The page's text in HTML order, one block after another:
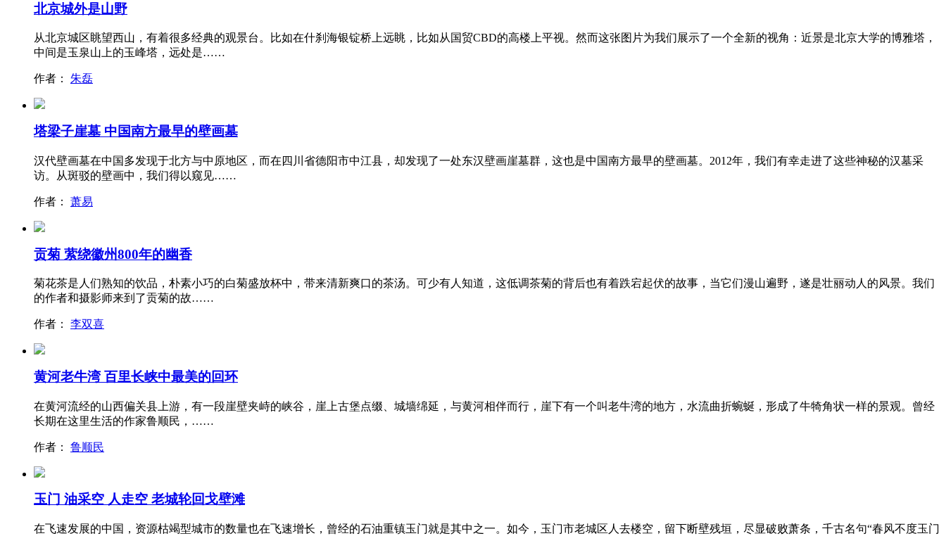
北京城外是山野
从北京城区眺望西山，有着很多经典的观景台。比如在什刹海银锭桥上远眺，比如从国贸CBD的高楼上平视。然而这张图片为我们展示了一个全新的视角：近景是北京大学的博雅塔，
中间是玉泉山上的玉峰塔，远处是……
作者： 朱磊
塔梁子崖墓 中国南方最早的壁画墓
汉代壁画墓在中国多发现于北方与中原地区，而在四川省德阳市中江县，却发现了一处东汉壁画崖墓群，这也是中国南方最早的壁画墓。2012年，我们有幸走进了这些神秘的汉墓采
访。从斑驳的壁画中，我们得以窥见……
作者： 萧易
贡菊 萦绕徽州800年的幽香
菊花茶是人们熟知的饮品，朴素小巧的白菊盛放杯中，带来清新爽口的茶汤。可少有人知道，这低调茶菊的背后也有着跌宕起伏的故事，当它们漫山遍野，遂是壮丽动人的风景。我们
的作者和摄影师来到了贡菊的故……
作者： 李双喜
黄河老牛湾 百里长峡中最美的回环
在黄河流经的山西偏关县上游，有一段崖壁夹峙的峡谷，崖上古堡点缀、城墙绵延，与黄河相伴而行，崖下有一个叫老牛湾的地方，水流曲折蜿蜒，形成了牛犄角状一样的景观。曾经
长期在这里生活的作家鲁顺民，……
作者： 鲁顺民
玉门 油采空 人走空 老城轮回戈壁滩
在飞速发展的中国，资源枯竭型城市的数量也在飞速增长，曾经的石油重镇玉门就是其中之一。如今，玉门市老城区人去楼空，留下断壁残垣，尽显破败萧条，千古名句“春风不度玉门